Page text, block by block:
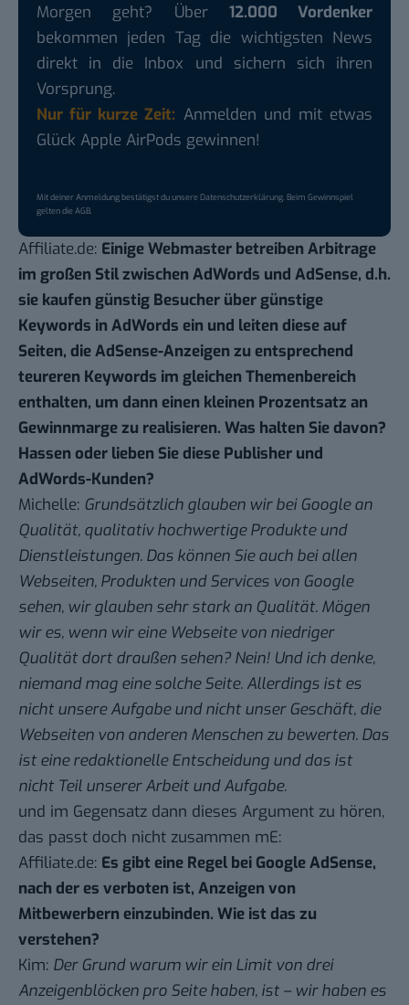
Morgen geht? Über 12.000 Vordenker
bekommen jeden Tag die wichtigsten News
direkt in die Inbox und sichern sich ihren
Vorsprung.
Nur für kurze Zeit: Anmelden und mit etwas
Glück Apple AirPods gewinnen!
Mit deiner Anmeldung bestätigst du unsereDatenschutzerklärung. Beim Gewinnspiel
gelten dieAGB.
Affiliate.de: Einige Webmaster betreiben Arbitrage
im großen Stil zwischen AdWords und AdSense, d.h.
sie kaufen günstig Besucher über günstige
Keywords in AdWords ein und leiten diese auf
Seiten, die AdSense-Anzeigen zu entsprechend
teureren Keywords im gleichen Themenbereich
enthalten, um dann einen kleinen Prozentsatz an
Gewinnmarge zu realisieren. Was halten Sie davon?
Hassen oder lieben Sie diese Publisher und
AdWords-Kunden?
Michelle: Grundsätzlich glauben wir bei Google an
Qualität, qualitativ hochwertige Produkte und
Dienstleistungen. Das können Sie auch bei allen
Webseiten, Produkten und Services von Google
sehen, wir glauben sehr stark an Qualität. Mögen
wir es, wenn wir eine Webseite von niedriger
Qualität dort draußen sehen? Nein! Und ich denke,
niemand mag eine solche Seite. Allerdings ist es
nicht unsere Aufgabe und nicht unser Geschäft, die
Webseiten von anderen Menschen zu bewerten. Das
ist eine redaktionelle Entscheidung und das ist
nicht Teil unserer Arbeit und Aufgabe.
und im Gegensatz dann dieses Argument zu hören,
das passt doch nicht zusammen mE:
Affiliate.de: Es gibt eine Regel bei Google AdSense,
nach der es verboten ist, Anzeigen von
Mitbewerbern einzubinden. Wie ist das zu
verstehen?
Kim: Der Grund warum wir ein Limit von drei
Anzeigenblöcken pro Seite haben, ist – wir haben es